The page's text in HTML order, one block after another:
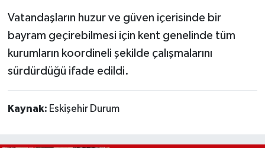
Vatandaşların huzur ve güven içerisinde bir
bayram geçirebilmesi için kent genelinde tüm
kurumların koordineli şekilde çalışmalarını
sürdürdüğü ifade edildi.
Kaynak: Eskişehir Durum